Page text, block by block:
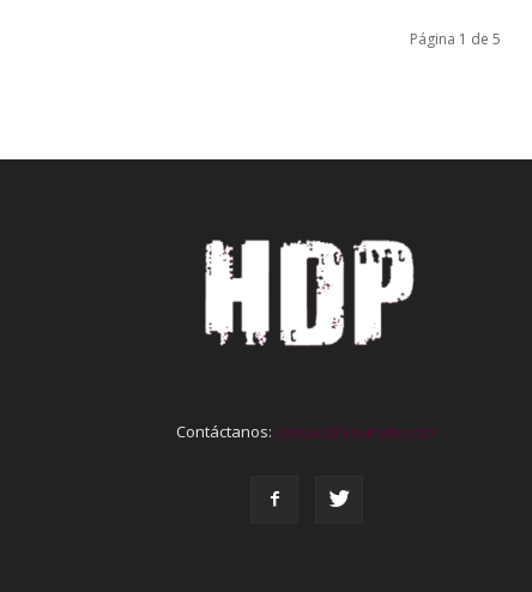
Página 1 de 5
Contáctanos: contact@yoursite.com